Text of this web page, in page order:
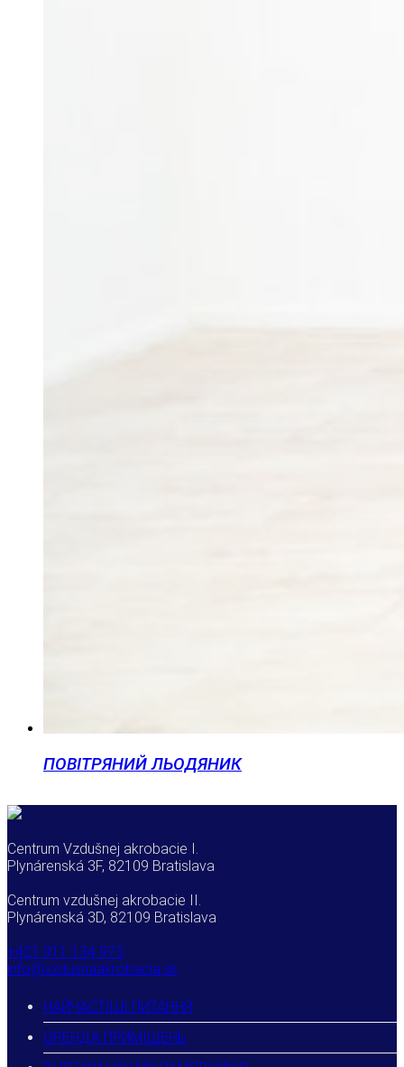
ПОВІТРЯНИЙ ЛЬОДЯНИК
Centrum Vzdušnej akrobacie I.
Plynárenská 3F, 82109 Bratislava
Centrum vzdušnej akrobacie II.
Plynárenská 3D, 82109 Bratislava
+421 911 134 973
info@vzdusnaakrobacia.sk
НАЙЧАСТІШІ ПИТАННЯ
ОРЕНДА ПРИМІЩЕНЬ